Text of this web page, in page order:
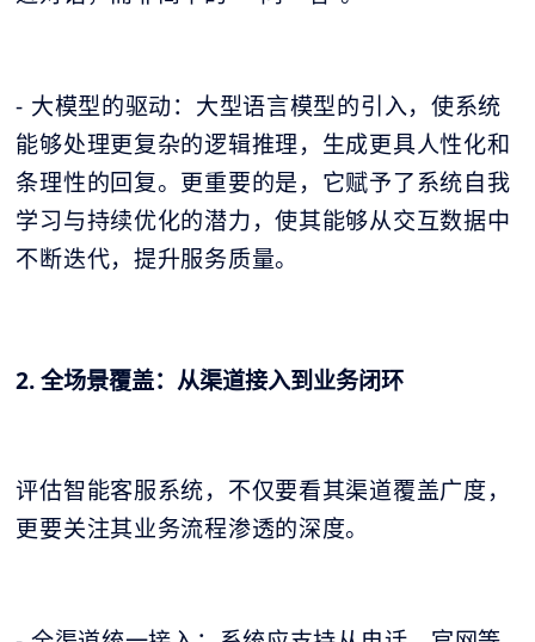
- 大模型的驱动：大型语言模型的引入，使系统
能够处理更复杂的逻辑推理，生成更具人性化和
条理性的回复。更重要的是，它赋予了系统自我
学习与持续优化的潜力，使其能够从交互数据中
不断迭代，提升服务质量。
2. 全场景覆盖：从渠道接入到业务闭环
评估智能客服系统，不仅要看其渠道覆盖广度，
更要关注其业务流程渗透的深度。